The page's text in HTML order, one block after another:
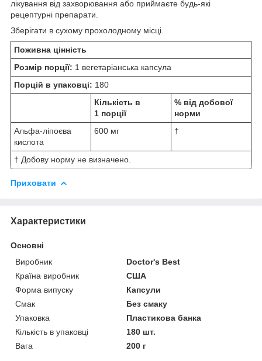
лікування від захворювання або приймаєте будь-які
рецептурні препарати.
Зберігати в сухому прохолодному місці.
Поживна цінність
Розмір порції: 1 вегетаріанська капсула
Порцій в упаковці: 180
Кількість в
1 порції
% від добової
норми
Альфа-ліпоєва
кислота
600 мг †
† Добову норму не визначено.
Приховати
Характеристики
Основні
Виробник
Doctor's Best
Країна виробник
США
Форма випуску
Капсули
Смак
Без смаку
Упаковка
Пластикова банка
Кількість в упаковці
180 шт.
Вага
200 г